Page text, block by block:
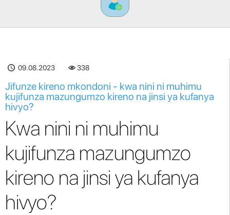
09.08.2023 338
Jifunze kireno mkondoni - kwa nini ni muhimu
kujifunza mazungumzo kireno na jinsi ya kufanya
hivyo?
Kwa nini ni muhimu
kujifunza mazungumzo
kireno na jinsi ya kufanya
hivyo?